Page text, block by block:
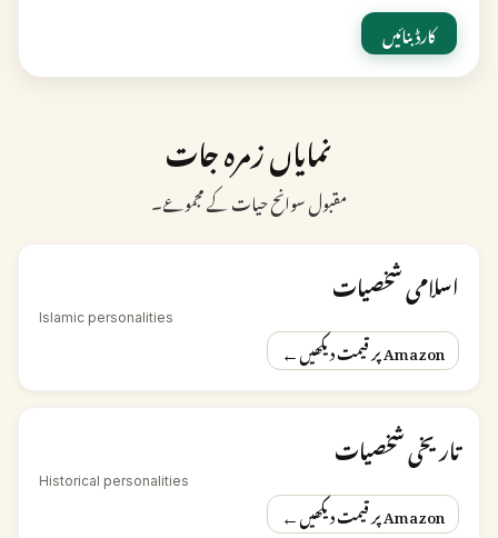
کارڈ بنائیں
نمایاں زمرہ جات
مقبول سوانح حیات کے مجموعے۔
اسلامی شخصیات
Islamic personalities
Amazon پر قیمت دیکھیں ←
تاریخی شخصیات
Historical personalities
Amazon پر قیمت دیکھیں ←